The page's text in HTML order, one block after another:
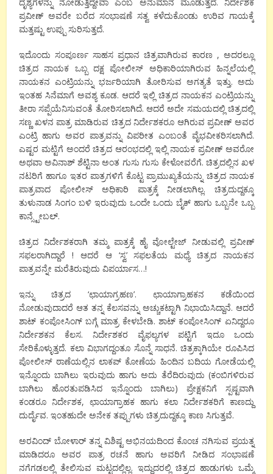
ಪ್ರವೀಣ್ ಅವರೇ ಬರೆದ ಸಂಭಾಷಣೆ ಸತ್ವ ಕಳೆದುಕೊಂಡು ಉರಿವ ಗಾಯಕ್ಕೆ
ಮತ್ತಷ್ಟು ಉಪ್ಪು ಸುರಿಸುತ್ತದೆ.
ಇದೊಂದು ಸಂಪೂರ್ಣ ಸಾಹಸ ಪ್ರಧಾನ ಚಿತ್ರವಾಗಿರುವ ಕಾರಣ , ಅದರಲ್ಲೂ
ಚಿತ್ರದ ನಾಯಕ ಒಬ್ಬ ದಕ್ಷ ಪೋಲೀಸ್ ಅಧಿಕಾರಿಯಾಗಿರುವ ಹಿನ್ನಲೆಯಲ್ಲಿ
ನಾಯಕನ ಎಂಟ್ರಿಯನ್ನು ಭರ್ಜರಿಯಾಗಿ ತೋರಿಸುವ ಅಗತ್ಯತೆ ಇತ್ತು. ಅದು
ಇಂತಹ ಸಿನೆಮಾಗೆ ಅವಶ್ಯ ಕೂಡ. ಆದರೆ ಇಲ್ಲಿ ಚಿತ್ರದ ನಾಯಕನ ಎಂಟ್ರಿಯನ್ನು
ತೀರಾ ಸಪ್ಪೆಯೆನಿಸುವಂತೆ ತೋರಿಸಲಾಗಿದೆ. ಆದರೆ ಅದೇ ಸಮಯದಲ್ಲಿ ಚಿತ್ರದಲ್ಲಿ
ಸಣ್ಣ ಖಳನ ಪಾತ್ರ ಮಾಡಿರುವ ಚಿತ್ರದ ನಿರ್ದೇಶಕರೂ ಆಗಿರುವ ಪ್ರವೀಣ್ ಅವರ
ಎಂಟ್ರಿ ಹಾಗು ಅವರ ಪಾತ್ರವನ್ನು ವಿಪರೀತ ಎಂಬಂತೆ ವೈಭವೀಕರಿಸಲಾಗಿದೆ.
ಎಷ್ಟರ ಮಟ್ಟಿಗೆ ಅಂದರೆ ಚಿತ್ರದ ಆರಂಭದಲ್ಲಿ ಇಲ್ಲಿ ನಾಯಕ ಪ್ರವೀಣ್ ಅವರೋ
ಅಥವಾ ಅವಿನಾಶ್ ಶೆಟ್ಟಿನಾ ಅಂತ ಗುಸು ಗುಸು ಕೇಳೋವರೆಗೆ. ಚಿತ್ರದಲ್ಲಿನ ಖಳ
ನಟರಿಗೆ ಹಾಗೂ ಇತರ ಪಾತ್ರಗಳಿಗೆ ಕೊಟ್ಟ ಪ್ರಾಮುಖ್ಯತೆಯನ್ನು ಚಿತ್ರದ ನಾಯಕ
ಪಾತ್ರವಾದ ಪೋಲೀಸ್ ಅಧಿಕಾರಿ ಪಾತ್ರಕ್ಕೆ ನೀಡಲಾಗಿಲ್ಲ. ಚಿತ್ರದುದ್ದಕ್ಕೂ
ತುಳುನಾಡ ಸಿಂಗಂ ಬಳಿ ಇರುವುದು ಒಂದೇ ಒಂದು ಬೈಕ್ ಹಾಗು ಒಬ್ಬನೇ ಒಬ್ಬ
ಕಾನ್ಸ್ಟೇಬಲ್.
ಚಿತ್ರದ ನಿರ್ದೇಶಕರಾಗಿ ತಮ್ಮ ಪಾತ್ರಕ್ಕೆ ಹೈ ವೋಲ್ಟೇಜ್ ನೀಡುವಲ್ಲಿ ಪ್ರವೀಣ್
ಸಫಲರಾಗಿದ್ದಾರೆ ! ಆದರೆ ಆ ‘ಸ್ವ’ ಸಫಲತೆಯ ಮಧ್ಯೆ ಚಿತ್ರದ ನಾಯಕನ
ಪಾತ್ರವನ್ನೇ ಮರೆತಿರುವುದು ವಿಪರ್ಯಾಸ…!
ಇನ್ನು ಚಿತ್ರದ ‘ಛಾಯಾಗ್ರಹಣ’. ಛಾಯಾಗ್ರಾಹಕನ ಕಡೆಯಿಂದ
ನೋಡುವುದಾದರೆ ಆತ ತನ್ನ ಕೆಲಸವನ್ನು ಅಚ್ಚುಕಟ್ಟಾಗಿ ನಿಭಾಯಿಸಿದ್ದಾನೆ. ಆದರೆ
ಶಾಟ್ ಕಂಪೋಸಿಂಗ್ ಬಗ್ಗೆ ಮಾತ್ರ ಕೇಳಬೇಡಿ. ಶಾಟ್ ಕಂಪೋಸಿಂಗ್ ಏನಿದ್ದರೂ
ನಿರ್ದೇಶಕನ ಕೆಲಸ. ನಿರ್ದೇಶಕರ ವೈಫಲ್ಯಗಳ ಪಟ್ಟಿಗೆ ಇದೂ ಒಂದು
ಸೇರಿಕೊಳ್ಳುತ್ತದೆ. ಕಲಾ ವಿಭಾಗದ್ದಂತೂ ಸೊನ್ನೆ ಸಾಧನೆ. ಚಿತ್ರಕ್ಕಾಗಿಯೇ ರೂಪಿಸಿದ
ಪೋಲೀಸ್ ಠಾಣೆಯಲ್ಲಿನ ಲಾಕಪ್ ಕೋಣೆಯ ಹಿಂದಿನ ಬದಿಯ ಗೋಡೆಯಲ್ಲಿ
ಇನ್ನೊಂದು ಬಾಗಿಲು ಇರುವುದು ಹಾಗು ಅದು ತೆರೆದಿರುವುದು (ಕಂಬಿಗಳಿರುವ
ಬಾಗಿಲು ಹೊರತುಪಡಿಸಿದ ಇನ್ನೊಂದು ಬಾಗಿಲು) ಪ್ರೇಕ್ಷಕನಿಗೆ ಸ್ಪಷ್ಟವಾಗಿ
ಕಂಡರೂ ನಿರ್ದೇಶಕ, ಛಾಯಾಗ್ರಾಹಕ ಹಾಗು ಕಲಾ ನಿರ್ದೇಶಕರಿಗೆ ಕಾಣದ್ದು
ದುರ್ದೈವ. ಇಂತಹುದೇ ಅನೇಕ ತಪ್ಪುಗಳು ಚಿತ್ರದುದ್ದಕ್ಕೂ ಕಾಣ ಸಿಗುತ್ತವೆ.
ಅರವಿಂದ್ ಬೋಳಾರ್ ತನ್ನ ವಿಶಿಷ್ಟ ಅಭಿನಯದಿಂದ ಕೊಂಚ ನಗಿಸುವ ಪ್ರಯತ್ನ
ಮಾಡಿದರೂ ಅವರ ಪಾತ್ರ ರಚನೆ ಹಾಗು ಅವರಿಗೆ ನೀಡಿದ ಸಂಭಾಷಣೆ
ನಗೆಗಡಲಲ್ಲಿ ತೇಲಿಸುವ ಮಟ್ಟದಲ್ಲಿಲ್ಲ. ಇದ್ದುದರಲ್ಲಿ ಚಿತ್ರದ ಹಾಡುಗಳು ಒಮ್ಮೆ